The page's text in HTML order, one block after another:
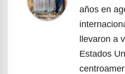
años en
llevaron a
Estados